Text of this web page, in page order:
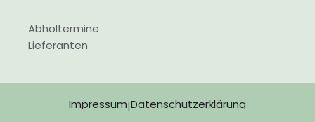
Abholtermine
Lieferanten
Impressum|Datenschutzerklärung